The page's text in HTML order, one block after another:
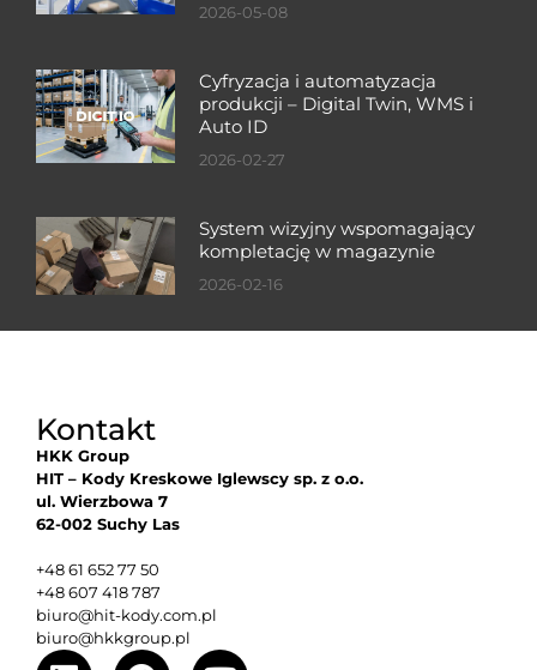
2026-05-08
Cyfryzacja i automatyzacja
produkcji – Digital Twin, WMS i
Auto ID
2026-02-27
System wizyjny wspomagający
kompletację w magazynie
2026-02-16
Kontakt
HKK Group
HIT – Kody Kreskowe Iglewscy sp. z o.o.
ul. Wierzbowa 7
62-002 Suchy Las
+48 61 652 77 50
+48 607 418 787
biuro@hit-kody.com.pl
biuro@hkkgroup.pl